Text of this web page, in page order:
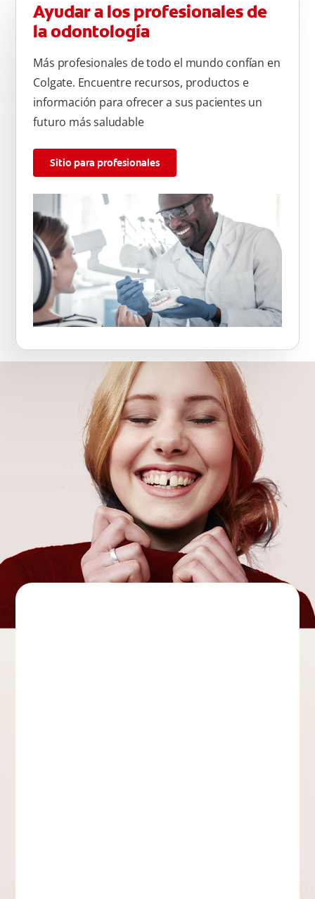
Ayudar a los profesionales de
la odontología
Más profesionales de todo el mundo confían en
Colgate. Encuentre recursos, productos e
información para ofrecer a sus pacientes un
futuro más saludable
Sitio para profesionales